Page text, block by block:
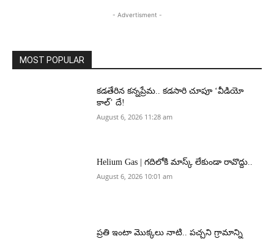
- Advertisment -
MOST POPULAR
కడతేరిన కన్నప్రేమ.. కడసారి చూపూ ‘వీడియో
కాల్’ దే!
August 6, 2026 11:28 am
Helium Gas | గదిలోకి మాస్క్ లేకుండా రావొద్దు..
August 6, 2026 10:01 am
ప్రతి ఇంటా మొక్కలు నాటి.. పచ్చని గ్రామాన్ని